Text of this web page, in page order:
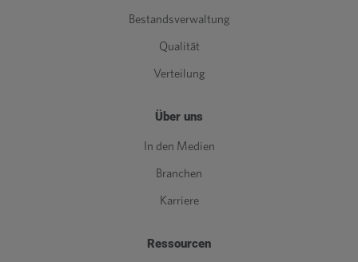
Bestandsverwaltung
Qualität
Verteilung
Über uns
In den Medien
Branchen
Karriere
Ressourcen